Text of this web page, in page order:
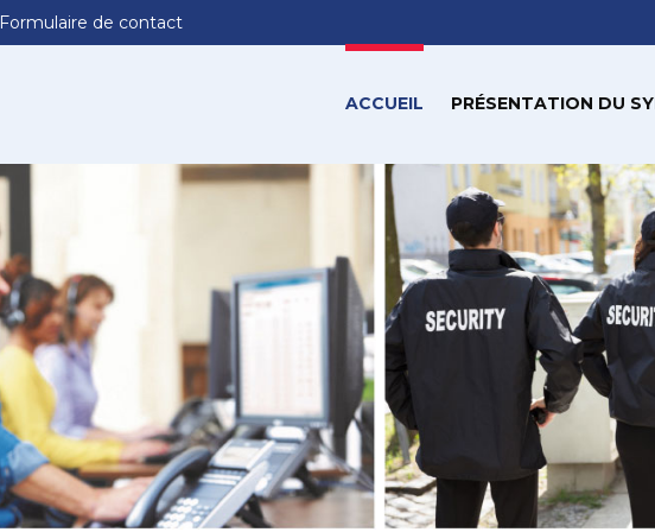
Formulaire de contact
ACCUEIL PRÉSENTATION DU